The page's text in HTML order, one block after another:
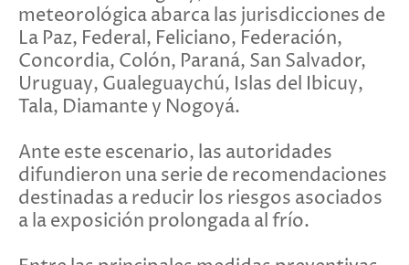
meteorológica abarca las jurisdicciones de
La Paz, Federal, Feliciano, Federación,
Concordia, Colón, Paraná, San Salvador,
Uruguay, Gualeguaychú, Islas del Ibicuy,
Tala, Diamante y Nogoyá.
Ante este escenario, las autoridades
difundieron una serie de recomendaciones
destinadas a reducir los riesgos asociados
a la exposición prolongada al frío.